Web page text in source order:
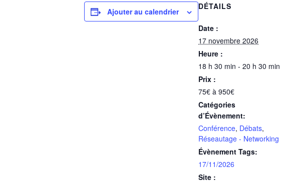
Ajouter au calendrier
DÉTAILS
Date :
17 novembre 2026
Heure :
18 h 30 min - 20 h 30 min
Prix :
75€ à 950€
Catégories
d’Évènement:
Conférence, Débats,
Réseautage - Networking
Évènement Tags:
17/11/2026
Site :